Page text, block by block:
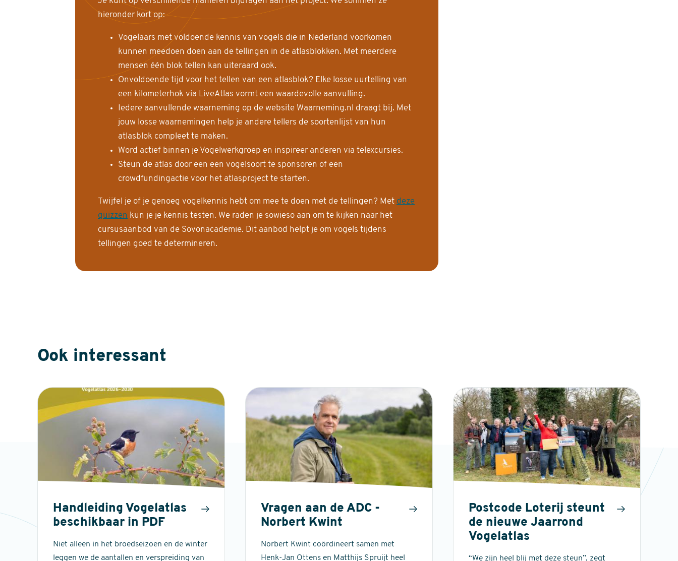
hieronder kort op:
Vogelaars met voldoende kennis van vogels die in Nederland voorkomen
kunnen meedoen doen aan de tellingen in de atlasblokken. Met meerdere
mensen één blok tellen kan uiteraard ook.
Onvoldoende tijd voor het tellen van een atlasblok? Elke losse uurtelling van
een kilometerhok via LiveAtlas vormt een waardevolle aanvulling.
Iedere aanvullende waarneming op de website Waarneming.nl draagt bij. Met
jouw losse waarnemingen help je andere tellers de soortenlijst van hun
atlasblok compleet te maken.
Word actief binnen je Vogelwerkgroep en inspireer anderen via telexcursies.
Steun de atlas door een een vogelsoort te sponsoren of een
crowdfundingactie voor het atlasproject te starten.
Twijfel je of je genoeg vogelkennis hebt om mee te doen met de tellingen? Met deze
quizzen kun je je kennis testen. We raden je sowieso aan om te kijken naar het
cursusaanbod van de Sovonacademie. Dit aanbod helpt je om vogels tijdens
tellingen goed te determineren.
Ook interessant
Handleiding Vogelatlas
beschikbaar in PDF
Niet alleen in het broedseizoen en de winter
leggen we de aantallen en verspreiding van
Vragen aan de ADC -
Norbert Kwint
Norbert Kwint coördineert samen met
Henk-Jan Ottens en Matthijs Spruijt heel
Postcode Loterij steunt
de nieuwe Jaarrond
Vogelatlas
“We zijn heel blij met deze steun”, zegt